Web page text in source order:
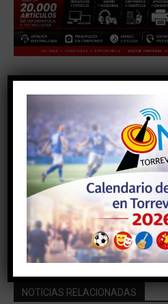
Facebook Twitter
Artículo anterior
INAUGURADO EL MONOLITO
SOBRE LA RECREACIÓN DEL
CORTIJO Y TORRE DE LA
MATA
NOTICIAS RELACIONADAS